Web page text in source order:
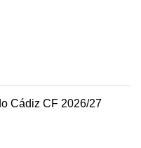
Cádiz CF 2026/27